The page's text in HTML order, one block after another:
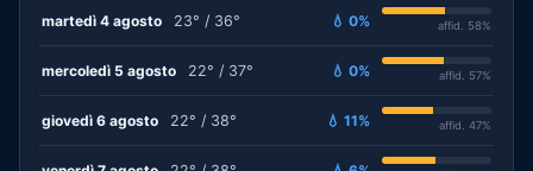
martedì 4 agosto 23° / 36° 💧 0% affid. 58%
mercoledì 5 agosto 22° / 37° 💧 0% affid. 57%
giovedì 6 agosto 22° / 38° 💧 11% affid. 47%